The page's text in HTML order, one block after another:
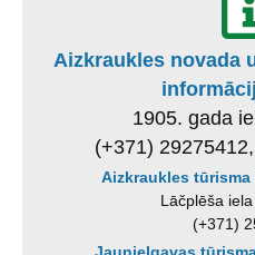
Aizkraukles novada
1905. gada
(+371)
Aizkraukles
Lāčplēša
(+371)